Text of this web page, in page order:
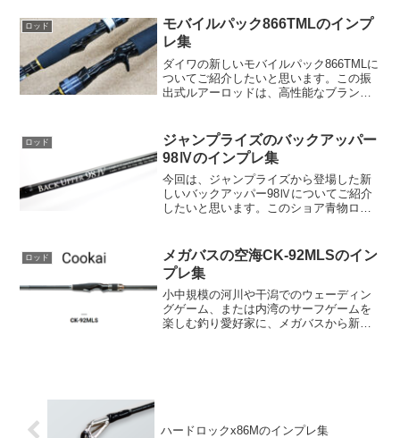
をカバーし、40kg級のマグロ類や20k...
ロッド
モバイルパック866TMLのインプ
レ集
ダイワの新しいモバイルパック866TMLに
ついてご紹介したいと思います。この振
出式ルアーロッドは、高性能なブランク
めている方々へ、このロッドは絶対に見
逃せません。まず最...
ロッド
ジャンプライズのバックアッパー
98Ⅳのインプレ集
今回は、ジャンプライズから登場した新
しいバックアッパー98Ⅳについてご紹介
したいと思います。このショア青物ロッ
れでは、さっそく詳細を見ていきましょ
う！【主な特徴】バック...
ロッド
メガバスの空海CK-92MLSのイン
プレ集
小中規模の河川や干潟でのウェーディン
グゲーム、または内湾のサーフゲームを
楽しむ釣り愛好家に、メガバスから新た
ハードロックx86Mのインプレ集